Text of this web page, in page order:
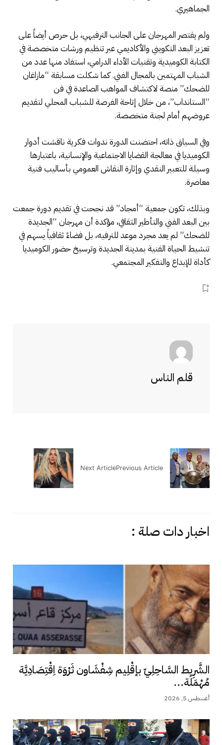
الجماهيري.
ولم يقتصر المهرجان على الجانب الترفيهي، بل حرص أيضاً على
تعزيز البعد التكويني والأكاديمي عبر تنظيم ورشات متخصصة في
الكتابة الكوميدية وتقنيات الأداء الدرامي، استفاد منها عدد من
الشباب المهتمين بالمجال الفني. كما شكلت مسابقة “مازاغان
للضحك” منصة لاكتشاف المواهب الصاعدة في فن
“الستانداب”، من خلال إتاحة الفرصة للشباب المحلي لتقديم
عروضهم أمام لجنة متخصصة.
وفي السياق ذاته، احتضنت الدورة ندوات فكرية ناقشت أدوار
الكوميديا في معالجة القضايا الاجتماعية والإنسانية، باعتبارها
وسيلة للتعبير النقدي وإثارة النقاش العمومي بأساليب فنية
معاصرة.
وبذلك، تكون جمعية “أمجاد” قد نجحت في تقديم دورة جمعت
بين البعد الفني والتأطير الثقافي، مؤكدة أن مهرجان “الجديدة
للضحك” لم يعد مجرد موعد للترفيه، بل فضاءً ثقافياً يسهم في
تنشيط الحياة الفنية بمدينة الجديدة وترسيخ حضور الكوميديا
كأداة للإبداع والتفكير المجتمعي.
قلم الناس
Previous Article
Next Article
اخبار دات صلة :
الشَّرِيط السَّاحِلِيّ بإقْلِيم شِفْشَاون ثَرْوَة اِقْتِصَادِيَّة
مُهْمَلَة...
أغسطس 5, 2026